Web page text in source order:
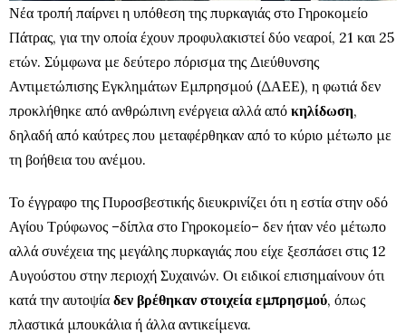
Νέα τροπή παίρνει η υπόθεση της πυρκαγιάς στο Γηροκομείο
Πάτρας, για την οποία έχουν προφυλακιστεί δύο νεαροί, 21 και 25
ετών. Σύμφωνα με δεύτερο πόρισμα της Διεύθυνσης
Αντιμετώπισης Εγκλημάτων Εμπρησμού (ΔΑΕΕ), η φωτιά δεν
προκλήθηκε από ανθρώπινη ενέργεια αλλά από κηλίδωση,
δηλαδή από καύτρες που μεταφέρθηκαν από το κύριο μέτωπο με
τη βοήθεια του ανέμου.
Το έγγραφο της Πυροσβεστικής διευκρινίζει ότι η εστία στην οδό
Αγίου Τρύφωνος –δίπλα στο Γηροκομείο– δεν ήταν νέο μέτωπο
αλλά συνέχεια της μεγάλης πυρκαγιάς που είχε ξεσπάσει στις 12
Αυγούστου στην περιοχή Συχαινών. Οι ειδικοί επισημαίνουν ότι
κατά την αυτοψία δεν βρέθηκαν στοιχεία εμπρησμού, όπως
πλαστικά μπουκάλια ή άλλα αντικείμενα.